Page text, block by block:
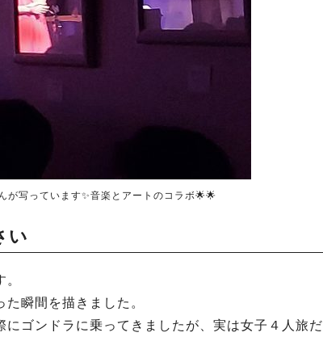
が写っています✨音楽とアートのコラボ🌟🌟
い
瞬間を描きました。
ゴンドラに乗ってきましたが、実は女子４人旅